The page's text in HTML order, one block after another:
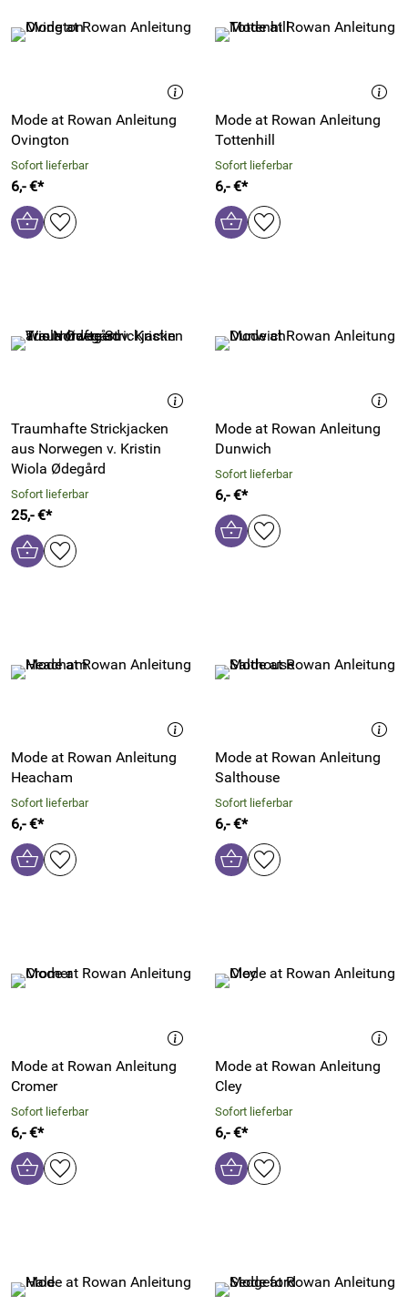
Mode at Rowan Anleitung
Ovington
Sofort lieferbar
6,- €*
Mode at Rowan Anleitung
Tottenhill
Sofort lieferbar
6,- €*
Traumhafte Strickjacken
aus Norwegen v. Kristin
Wiola Ødegård
Sofort lieferbar
25,- €*
Mode at Rowan Anleitung
Dunwich
Sofort lieferbar
6,- €*
Mode at Rowan Anleitung
Heacham
Sofort lieferbar
6,- €*
Mode at Rowan Anleitung
Salthouse
Sofort lieferbar
6,- €*
Mode at Rowan Anleitung
Cromer
Sofort lieferbar
6,- €*
Mode at Rowan Anleitung
Cley
Sofort lieferbar
6,- €*